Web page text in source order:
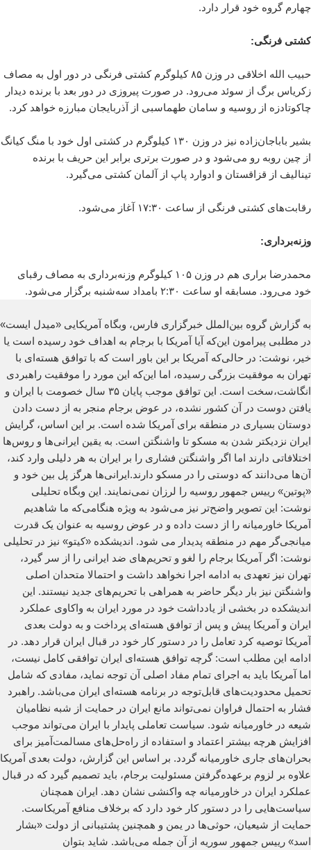
چهارم گروه خود قرار دارد.
کشتی فرنگی:
حبیب الله اخلاقی در وزن ۸۵ کیلوگرم کشتی فرنگی در دور اول به مصاف
زکریاس برگ از سوئد می‌رود. در صورت پیروزی در دور بعد با برنده دیدار
چاکوتادزه از روسیه و سامان طهماسبی از آذربایجان مبارزه خواهد کرد.
بشیر باباجان‌زاده نیز در وزن ۱۳۰ کیلوگرم در کشتی اول خود با منگ کیانگ
از چین روبه رو می‌شود و در صورت برتری برابر این حریف با برنده
تینالیف از قزاقستان و ادوارد پاپ از آلمان کشتی می‌گیرد.
رقابت‌های کشتی فرنگی از ساعت ۱۷:۳۰ آغاز می‌شود.
وزنه‌برداری:
محمدرضا براری هم در وزن ۱۰۵ کیلوگرم وزنه‌برداری به مصاف رقبای
خود می‌رود. مسابقه او ساعت ۲:۳۰ بامداد سه‌شنبه برگزار می‌شود.
به گزارش گروه بین‌الملل خبرگزاری فارس، وبگاه آمریکایی «میدل ایست»
در مطلبی پیرامون این‌که آیا آمریکا با برجام به اهداف خود رسیده است یا
خیر، نوشت: در حالی‌که آمریکا بر این باور است که با توافق هسته‌ای با
تهران به موفقیت بزرگی رسیده، اما این‌که این مورد را موفقیت راهبردی
انگاشت،سخت است. این توافق موجب پایان ۳۵ سال خصومت با ایران و
یافتن دوست در آن کشور نشده، در عوض برجام منجر به از دست دادن
دوستان بسیاری در منطقه برای آمریکا شده است. بر این اساس، گرایش
ایران نزدیکتر شدن به مسکو تا واشنگتن است. به یقین ایرانی‌ها و روس‌ها
اختلافاتی دارند اما اگر واشنگتن فشاری را بر ایران به هر دلیلی وارد کند،
آن‌ها می‌دانند که دوستی را در مسکو دارند.ایرانی‌ها هرگز پل بین خود و
«پوتین» رییس جمهور روسیه را لرزان نمی‌نمایند. این وبگاه تحلیلی
نوشت: این تصویر واضح‌تر نیز می‌شود به ویژه هنگامی‌که ما شاهدیم
آمریکا خاورمیانه را از دست داده و در عوض روسیه به عنوان یک قدرت
میانجی‌گر مهم در منطقه پدیدار می شود. اندیشکده «کیتو» نیز در تحلیلی
نوشت: اگر آمریکا برجام را لغو و تحریم‌های ضد ایرانی را از سر گیرد،
تهران نیز تعهدی به ادامه اجرا نخواهد داشت و احتمالا متحدان اصلی
واشنگتن نیز بار دیگر حاضر به همراهی با تحریم‌های جدید نیستند. این
اندیشکده در بخشی از یادداشت خود در مورد ایران به واکاوی عملکرد
ایران و آمریکا پیش و پس از توافق هسته‌ای پرداخت و به دولت بعدی
آمریکا توصیه کرد تعامل را در دستور کار خود در قبال ایران قرار دهد. در
ادامه این مطلب است: گرچه توافق هسته‌ای ایران توافقی کامل نیست،
اما آمریکا باید به اجرای تمام مفاد اصلی آن توجه نماید، مفادی که شامل
تحمیل محدودیت‌های قابل‌توجه در برنامه هسته‌ای ایران می‌باشد. راهبرد
فشار به احتمال فراوان نمی‌تواند مانع ایران در حمایت از شبه نظامیان
شیعه در خاورمیانه شود. سیاست تعاملی پایدار با ایران می‌تواند موجب
افزایش هرچه بیشتر اعتماد و استفاده از راه‌حل‌های مسالمت‌آمیز برای
بحران‌های جاری خاورمیانه گردد. بر اساس این گزارش، دولت بعدی آمریکا
علاوه بر لزوم برعهده‌گرفتن مسئولیت برجام، باید تصمیم گیرد که در قبال
عملکرد ایران در خاورمیانه چه واکنشی نشان دهد. ایران همچنان
سیاست‌هایی را در دستور کار خود دارد که برخلاف منافع آمریکاست.
حمایت از شیعیان، حوثی‌ها در یمن و همچنین پشتیبانی‌ از دولت «بشار
اسد» رییس جمهور سوریه از آن جمله می‌باشد. شاید بتوان